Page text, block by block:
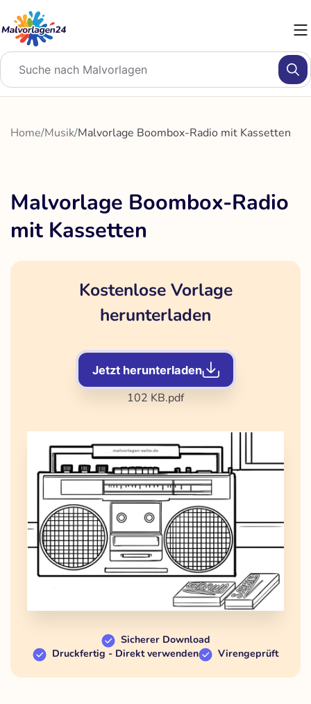
Inhalt
springen
Home/Musik/Malvorlage Boombox-Radio mit Kassetten
Malvorlage Boombox-Radio
mit Kassetten
Kostenlose Vorlage
herunterladen
Jetzt herunterladen
102 KB.pdf
Sicherer Download
Druckfertig - Direkt verwenden
Virengeprüft